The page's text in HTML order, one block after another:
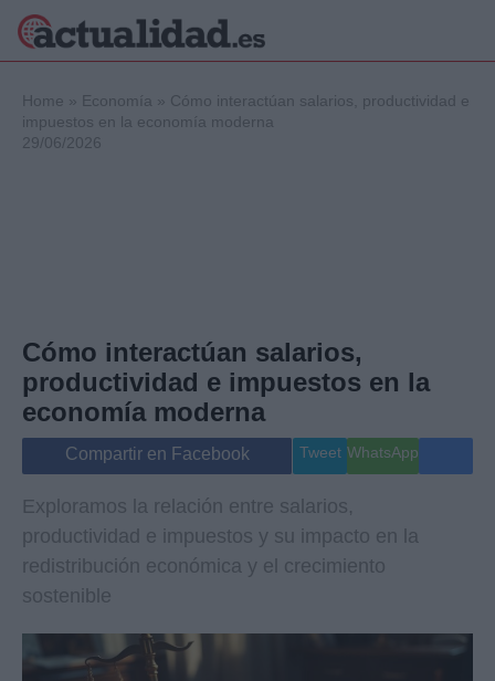
Internacional
Viajes
Gente
Musica
Home » Economía » Cómo interactúan salarios, productividad e
impuestos en la economía moderna
29/06/2026
Cómo interactúan salarios,
productividad e impuestos en la
economía moderna
Compartir en Facebook Tweet WhatsApp
Exploramos la relación entre salarios,
productividad e impuestos y su impacto en la
redistribución económica y el crecimiento
sostenible